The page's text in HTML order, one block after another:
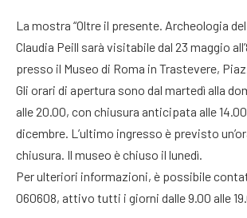
La mostra “Oltre il presente. Archeologia
Claudia Peill sarà visitabile dal 23 maggio
presso il Museo di Roma in Trastevere,
Gli orari di apertura sono dal martedì alla
alle 20.00, con chiusura anticipata alle
dicembre. L’ultimo ingresso è previsto
chiusura. Il museo è chiuso il lunedì.
Per ulteriori informazioni, è possibile
060608, attivo tutti i giorni dalle 9.00 alle